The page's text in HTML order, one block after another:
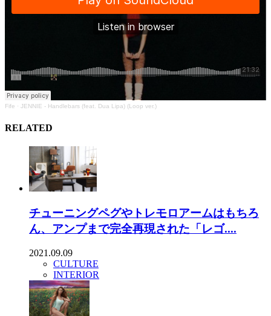
Fife · JENNIE - Handlebars (feat. Dua Lipa) (Loop ver.)
RELATED
チューニングペグやトレモロアームはもちろ
ん、アンプまで完全再現された「レゴ....
2021.09.09
CULTURE
INTERIOR